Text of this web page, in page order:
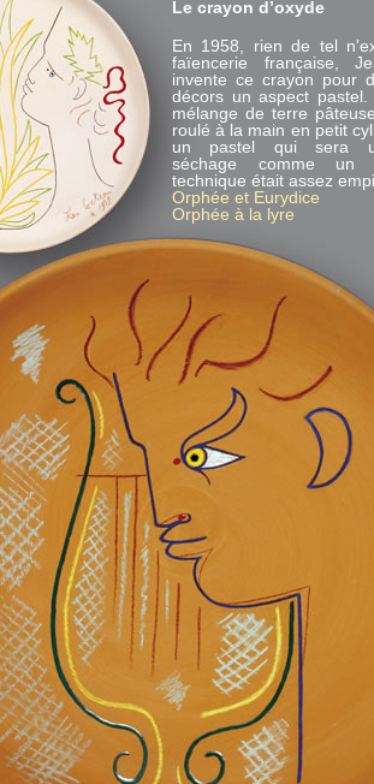
Le crayon d’oxyde
En 1958, rien de tel
faïencerie française,
invente ce crayon pour
décors un aspect
mélange de terre
roulé à la main en petit
un pastel qui sera
séchage comme un
technique était assez
Orphée et Eurydice
Orphée à la lyre